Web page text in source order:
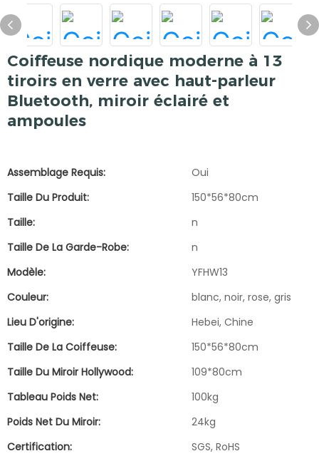
Coiffeuse nordique moderne à 13
tiroirs en verre avec haut-parleur
Bluetooth, miroir éclairé et
ampoules
Assemblage Requis:
Oui
Taille Du Produit:
150*56*80cm
Taille:
n
Taille De La Garde-Robe:
n
Modèle:
YFHW13
Couleur:
blanc, noir, rose, gris
Lieu D'origine:
Hebei, Chine
Taille De La Coiffeuse:
150*56*80cm
Taille Du Miroir Hollywood:
109*80cm
Tableau Poids Net:
100kg
Poids Net Du Miroir:
24kg
Certification:
SGS, RoHS